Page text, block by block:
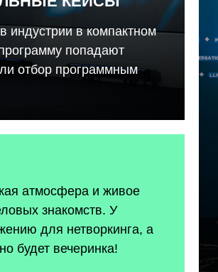
индустрии в компактном
попадают
отбор программным
атмосфера и живое
знакомств. У
для нетворкинга, а
будет вечеринка!